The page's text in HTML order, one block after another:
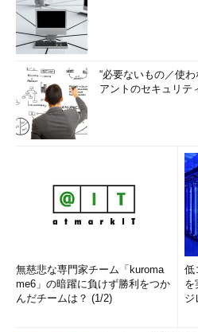
“必要ないもの／使
アントのセキュリテ
無慈悲な専門家チーム「kuroma
me6」の暗躍に負けず勝利をつか
んだチームは？ (1/2)
低
を
ジ